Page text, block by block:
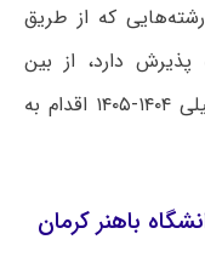
که از طریق
پذیرش دارد، از بین
متقاضیان واجد شرایط برای سال تحصیلی ۱۴۰۴-۱۴۰۵ اقدام به
باهنر کرمان